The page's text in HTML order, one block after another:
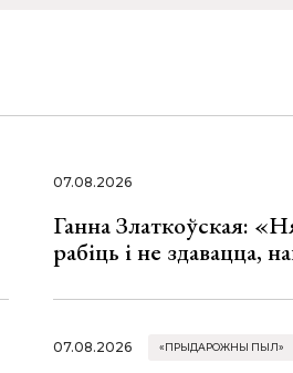
07.08.2026
Ганна Златкоўская:
рабіць і не здавацца,
07.08.2026 «ПРЫДАРОЖНЫ ПЫЛ»